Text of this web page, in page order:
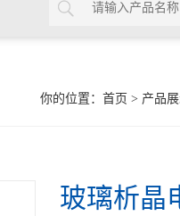
你的位置： 首页 > 产品
玻璃析晶